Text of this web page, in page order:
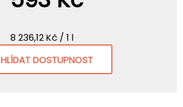
8 236,12 Kč / 1 l
HLÍDAT DOSTUPNOST